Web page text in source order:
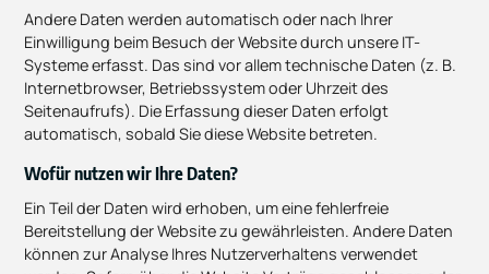
Andere Daten werden automatisch oder nach Ihrer
Einwilligung beim Besuch der Website durch unsere IT-
Systeme erfasst. Das sind vor allem technische Daten (z. B.
Internetbrowser, Betriebssystem oder Uhrzeit des
Seitenaufrufs). Die Erfassung dieser Daten erfolgt
automatisch, sobald Sie diese Website betreten.
Wofür nutzen wir Ihre Daten?
Ein Teil der Daten wird erhoben, um eine fehlerfreie
Bereitstellung der Website zu gewährleisten. Andere Daten
können zur Analyse Ihres Nutzerverhaltens verwendet